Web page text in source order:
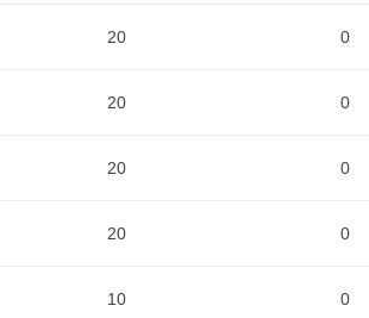
20 0
20 0
20 0
20 0
10 0